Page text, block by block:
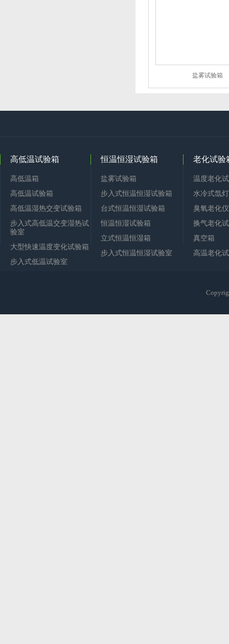
盐雾试验箱
高低温试验箱
高低温箱
高低温试验箱
高低温湿热交变试验箱
步入式高低温交变湿热试
验室
大型快速温度变化试验箱
步入式低温试验室
恒温恒湿试验箱
盐雾试验箱
步入式恒温恒湿试验箱
台式恒温恒湿试验箱
恒温恒湿试验箱
立式恒温恒湿箱
步入式恒温恒湿试验室
老化试验
温度老化
水冷式氙
臭氧老化仪
换气老化
真空箱
高温老化